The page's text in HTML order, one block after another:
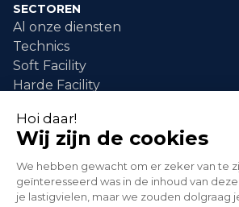
SECTOREN
Al onze diensten
Technics
Soft Facility
Harde Facility
industriële schilderwerken
industriële reiniging
Schoonmaken van evenementen
interventie na schade
groene zones